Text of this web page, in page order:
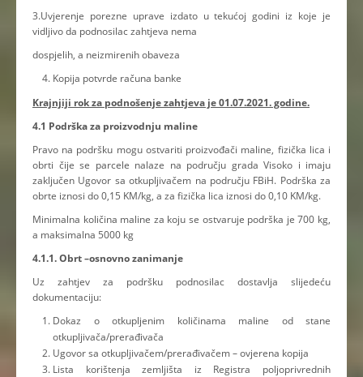
3.Uvjerenje porezne uprave izdato u tekućoj godini iz koje je
vidljivo da podnosilac zahtjeva nema
dospjelih, a neizmirenih obaveza
Kopija potvrde računa banke
Krajnjiji rok za podnošenje zahtjeva je 01.07.2021. godine.
4.1 Podrška za proizvodnju maline
Pravo na podršku mogu ostvariti proizvođači maline, fizička lica i
obrti čije se parcele nalaze na području grada Visoko i imaju
zaključen Ugovor sa otkupljivačem na području FBiH. Podrška za
obrte iznosi do 0,15 KM/kg, a za fizička lica iznosi do 0,10 KM/kg.
Minimalna količina maline za koju se ostvaruje podrška je 700 kg,
a maksimalna 5000 kg
4.1.1. Obrt –osnovno zanimanje
Uz zahtjev za podršku podnosilac dostavlja slijedeću
dokumentaciju:
Dokaz o otkupljenim količinama maline od stane
otkupljivača/prerađivača
Ugovor sa otkupljivačem/prerađivačem – ovjerena kopija
Lista korištenja zemljišta iz Registra poljoprivrednih